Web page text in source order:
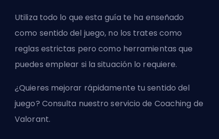
Utiliza todo lo que esta guía te ha enseñado
como sentido del juego, no los trates como
reglas estrictas pero como herramientas que
puedes emplear si la situación lo requiere.
¿Quieres mejorar rápidamente tu sentido del
juego? Consulta nuestroservicio de Coaching de
Valorant.